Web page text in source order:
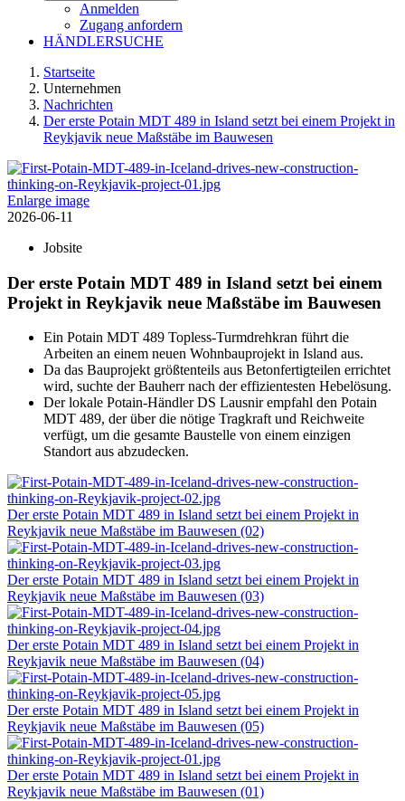
Anmelden
Zugang anfordern
HÄNDLERSUCHE
Startseite
Unternehmen
Nachrichten
Der erste Potain MDT 489 in Island setzt bei einem Projekt in
Reykjavik neue Maßstäbe im Bauwesen
Enlarge image
2026-06-11
Jobsite
Der erste Potain MDT 489 in Island setzt bei einem
Projekt in Reykjavik neue Maßstäbe im Bauwesen
Ein Potain MDT 489 Topless-Turmdrehkran führt die
Arbeiten an einem neuen Wohnbauprojekt in Island aus.
Da das Bauprojekt größtenteils aus Betonfertigteilen errichtet
wird, suchte der Bauherr nach der effizientesten Hebelösung.
Der lokale Potain-Händler DS Lausnir empfahl den Potain
MDT 489, der über die nötige Tragkraft und Reichweite
verfügt, um die gesamte Baustelle von einem einzigen
Standort aus abzudecken.
Der erste Potain MDT 489 in Island setzt bei einem Projekt in
Reykjavik neue Maßstäbe im Bauwesen (02)
Der erste Potain MDT 489 in Island setzt bei einem Projekt in
Reykjavik neue Maßstäbe im Bauwesen (03)
Der erste Potain MDT 489 in Island setzt bei einem Projekt in
Reykjavik neue Maßstäbe im Bauwesen (04)
Der erste Potain MDT 489 in Island setzt bei einem Projekt in
Reykjavik neue Maßstäbe im Bauwesen (05)
Der erste Potain MDT 489 in Island setzt bei einem Projekt in
Reykjavik neue Maßstäbe im Bauwesen (01)